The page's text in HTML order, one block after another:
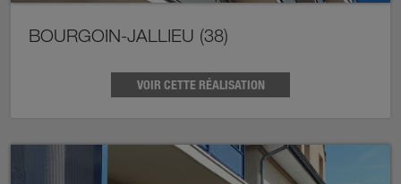
BOURGOIN-JALLIEU (38)
VOIR CETTE RÉALISATION